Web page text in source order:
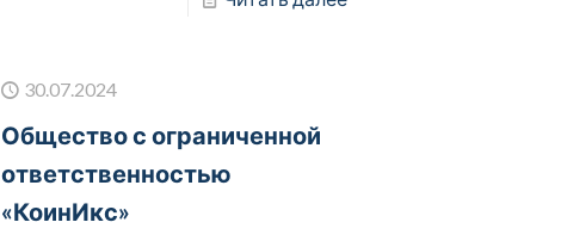
30.07.2024
Общество с ограниченной
ответственностью
«КоинИкс»